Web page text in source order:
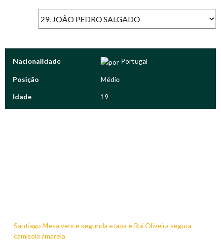
Nacionalidade Portugal
Posição Médio
Idade 19
Santiago Mesa vence segunda etapa e Rui Oliveira segura
camisola amarela